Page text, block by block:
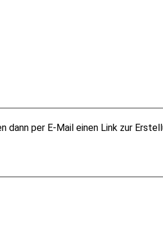
per E-Mail einen Link zur